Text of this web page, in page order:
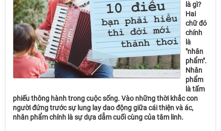
là gì?
Hai
chữ đó
chính
là
"nhân
phẩm".
Nhân
phẩm
là tấm
phiếu thông hành trong cuộc sống. Vào những thời khắc con
người đứng trước sự lung lay dao động giữa cái thiện và ác,
nhân phẩm chính là sự dựa dẫm cuối cùng của tâm linh.